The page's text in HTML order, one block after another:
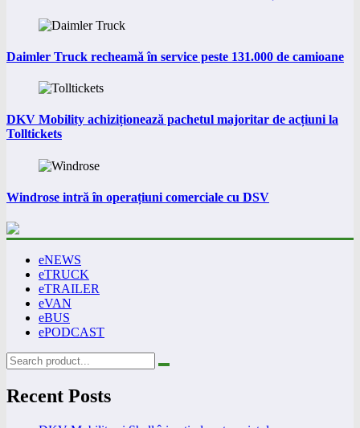
Daimler Truck recheamă în service peste 131.000 de camioane
DKV Mobility achiziționează pachetul majoritar de acțiuni la
Tolltickets
Windrose intră în operațiuni comerciale cu DSV
eNEWS
eTRUCK
eTRAILER
eVAN
eBUS
ePODCAST
Recent Posts